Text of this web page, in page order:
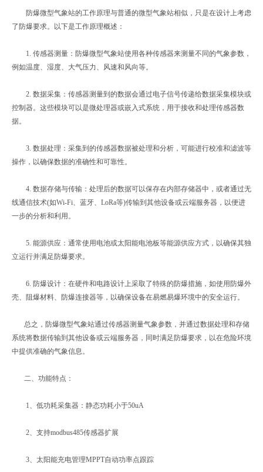
防爆微型气象站的工作原理与普通的微型气象站相似，只是在设计上考虑
了防爆要求。以下是工作原理概述：
1. 传感器测量：防爆微型气象站使用各种传感器来测量不同的气象参数，
例如温度、湿度、大气压力、风速和风向等。
2. 数据采集：传感器测量到的数据会通过电子信号传递给数据采集模块或
控制器。这些模块可以是微处理器或嵌入式系统，用于接收和处理传感器数
据。
3. 数据处理：采集到的传感器数据被处理和分析，可能进行校准和滤波等
操作，以确保数据的准确性和可靠性。
4. 数据存储与传输：处理后的数据可以保存在内部存储器中，或者通过无
线通信技术(如Wi-Fi、蓝牙、LoRa等)传输到其他设备或云端服务器，以便进
一步的分析和利用。
5. 能源供应：通常使用电池或太阳能电池板等能源供应方式，以确保其独
立运行并满足防爆要求。
6. 防爆设计：在硬件和电路设计上采取了特殊的防爆措施，如使用防爆外
壳、阻爆材料、防爆连接器等，以确保设备在易燃易爆环境中的安全运行。
总之，防爆微型气象站通过传感器测量气象参数，并通过数据处理和存储
系统将数据传输到其他设备或云端服务器，同时满足防爆要求，以在危险环境
中提供准确的气象信息。
二、功能特点：
1、低功耗采集器：静态功耗小于50uA
2、支持modbus485传感器扩展
3、太阳能充电管理MPPT自动功率点跟踪